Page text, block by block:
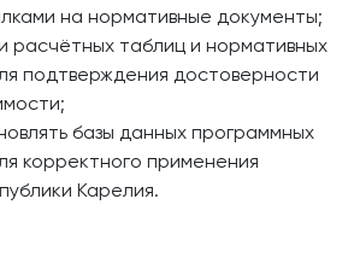
на нормативные документы;
расчётных таблиц и нормативных
подтверждения достоверности
базы данных программных
корректного применения
Карелия.